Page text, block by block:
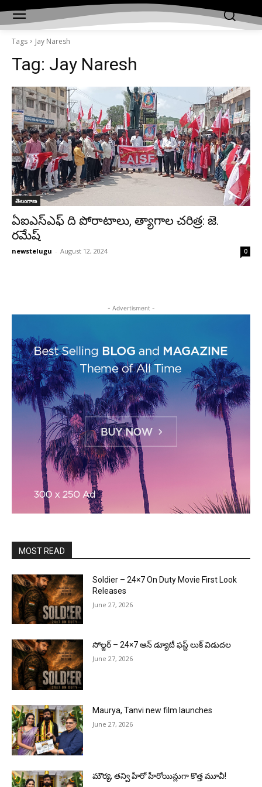
Tags Jay Naresh
Tag: Jay Naresh
తెలంగాణ
ఏఐఎస్ఎఫ్ ది పోరాటాలు, త్యాగాల చరిత్ర: జె.
రమేష్
newstelugu - August 12, 2024 0
- Advertisment -
MOST READ
Soldier – 24×7 On Duty Movie First Look
Releases
June 27, 2026
సోల్జర్ – 24×7 ఆన్ డ్యూటీ ఫస్ట్ లుక్ విడుదల
June 27, 2026
Maurya, Tanvi new film launches
June 27, 2026
మౌర్య‌, త‌న్వి హీరో హీరోయిన్లుగా కొత్త మూవీ!